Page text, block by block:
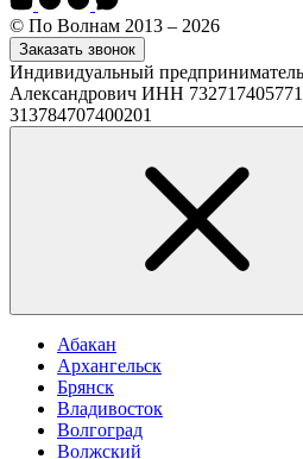
© По Волнам 2013 – 2026
Заказать звонок
Индивидуальный
Александрович ИНН
313784707400201
Абакан
Архангельск
Брянск
Владивосток
Волгоград
Волжский